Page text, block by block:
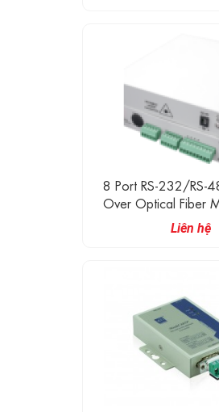
8 Port RS-232/RS-
Over Optical Fiber
Modem
Liên hệ